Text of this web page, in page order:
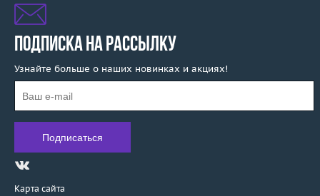
ПОДПИСКА НА РАССЫЛКУ
Узнайте больше о наших новинках и акциях!
Карта сайта